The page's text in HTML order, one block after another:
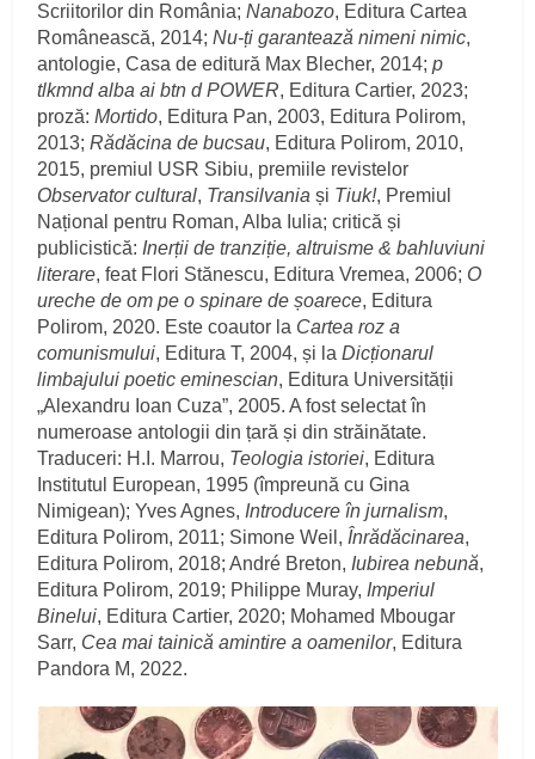
Scriitorilor din România;Nanabozo, Editura Cartea
Românească, 2014;Nu-ți garantează nimeni nimic,
antologie, Casa de editură Max Blecher, 2014;p
tlkmnd alba ai btn d POWER, Editura Cartier, 2023;
proză:Mortido, Editura Pan, 2003, Editura Polirom,
2013;Rădăcina de bucsau, Editura Polirom, 2010,
2015, premiul USR Sibiu, premiile revistelor
Observator cultural, Transilvania și Tiuk!, Premiul
Național pentru Roman, Alba Iulia; critică și
publicistică: Inerții de tranziție, altruisme & bahluviuni
literare, feat Flori Stănescu, Editura Vremea, 2006; O
ureche de om pe o spinare de șoarece, Editura
Polirom, 2020. Este coautor la Cartea roz a
comunismului, Editura T, 2004, și laDicționarul
limbajului poetic eminescian, Editura Universității
„Alexandru Ioan Cuza”, 2005. A fost selectat în
numeroase antologii din țară și din străinătate.
Traduceri: H.I. Marrou, Teologia istoriei, Editura
Institutul European, 1995 (împreună cu Gina
Nimigean); Yves Agnes, Introducere în jurnalism,
Editura Polirom, 2011; Simone Weil, Înrădăcinarea,
Editura Polirom, 2018; André Breton, Iubirea nebună,
Editura Polirom, 2019; Philippe Muray, Imperiul
Binelui, Editura Cartier, 2020; Mohamed Mbougar
Sarr, Cea mai tainică amintire a oamenilor, Editura
Pandora M, 2022.